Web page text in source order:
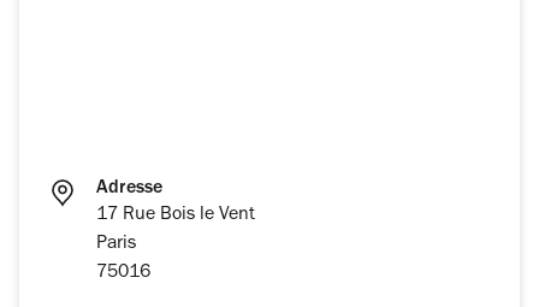
Adresse
17 Rue Bois le Vent
Paris
75016